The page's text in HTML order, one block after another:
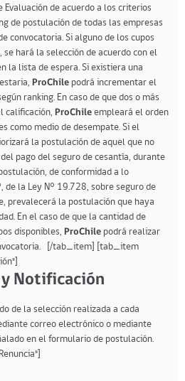
de acuerdo a los criterios
de postulación de todas las empresas
convocatoria. Si alguno de los cupos
hará la selección de acuerdo con el
la lista de espera. Si existiera una
ProChile podrá incrementar el
ranking. En caso de que dos o más
calificación, ProChile empleará el orden
como medio de desempate. Si el
la postulación de aquel que no
pago del seguro de cesantía, durante
de conformidad a lo
la Ley N° 19.728, sobre seguro de
prevalecerá la postulación que haya
En el caso de que la cantidad de
disponibles, ProChile podrá realizar
[/tab_item] [tab_item
y Notificación
de la selección realizada a cada
correo electrónico o mediante
en el formulario de postulación.